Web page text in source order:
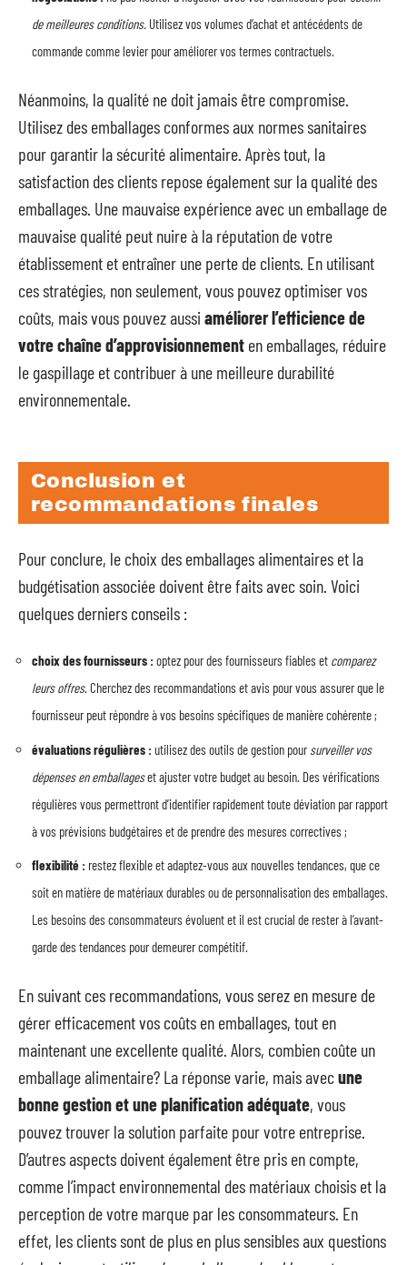
de meilleures conditions. Utilisez vos volumes d’achat et antécédents de
commande comme levier pour améliorer vos termes contractuels.
Néanmoins, la qualité ne doit jamais être compromise.
Utilisez des emballages conformes aux normes sanitaires
pour garantir la sécurité alimentaire. Après tout, la
satisfaction des clients repose également sur la qualité des
emballages. Une mauvaise expérience avec un emballage de
mauvaise qualité peut nuire à la réputation de votre
établissement et entraîner une perte de clients. En utilisant
ces stratégies, non seulement, vous pouvez optimiser vos
coûts, mais vous pouvez aussi améliorer l’efficience de
votre chaîne d’approvisionnement en emballages, réduire
le gaspillage et contribuer à une meilleure durabilité
environnementale.
Conclusion et
recommandations finales
Pour conclure, le choix des emballages alimentaires et la
budgétisation associée doivent être faits avec soin. Voici
quelques derniers conseils :
choix des fournisseurs :optez pour des fournisseurs fiables et comparez
leurs offres. Cherchez des recommandations et avis pour vous assurer que le
fournisseur peut répondre à vos besoins spécifiques de manière cohérente ;
évaluations régulières :utilisez des outils de gestion pour surveiller vos
dépenses en emballageset ajuster votre budget au besoin. Des vérifications
régulières vous permettront d’identifier rapidement toute déviation par rapport
à vos prévisions budgétaires et de prendre des mesures correctives ;
flexibilité : restez flexible et adaptez-vous aux nouvelles tendances, que ce
soit en matière de matériaux durables ou de personnalisation des emballages.
Les besoins des consommateurs évoluent et il est crucial de rester à l’avant-
garde des tendances pour demeurer compétitif.
En suivant ces recommandations, vous serez en mesure de
gérer efficacement vos coûts en emballages, tout en
maintenant une excellente qualité. Alors, combien coûte un
emballage alimentaire? La réponse varie, mais avecune
bonne gestion et une planification adéquate, vous
pouvez trouver la solution parfaite pour votre entreprise.
D’autres aspects doivent également être pris en compte,
comme l’impact environnemental des matériaux choisis et la
perception de votre marque par les consommateurs. En
effet, les clients sont de plus en plus sensibles aux questions